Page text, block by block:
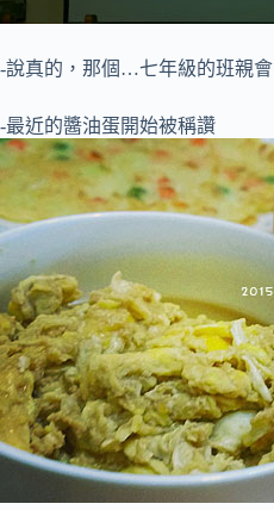
-說真的，那個…七年級的班親
-最近的醬油蛋開始被稱讚